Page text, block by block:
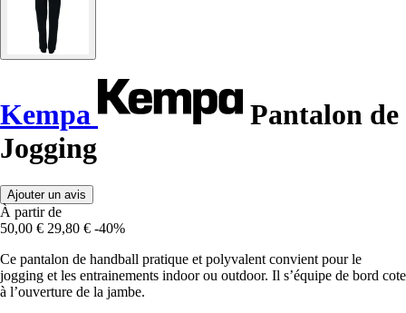
Kempa
Pantalon de
Jogging
Ajouter un avis
À partir de
50,00 € 29,80 € -40%
Ce pantalon de handball pratique et polyvalent convient pour le
jogging et les entrainements indoor ou outdoor. Il s’équipe de bord cote
à l’ouverture de la jambe.